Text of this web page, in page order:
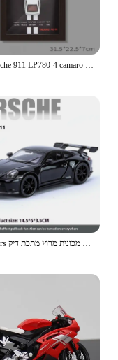
1:32 porsche 911 LP780-4 camaro ae86 lykan תמונה תמונה סגסוגת מכונית דגם 3D אוסף סטריאוסקופי
1:32 Gt3 rs סגסוגת מכונית ספורט מודל מכונית מרוץ מתכת דיקast רכב רכב רכב דגם סימולציה גבוהה צליל קל ילדים צעצוע מתנה ילד